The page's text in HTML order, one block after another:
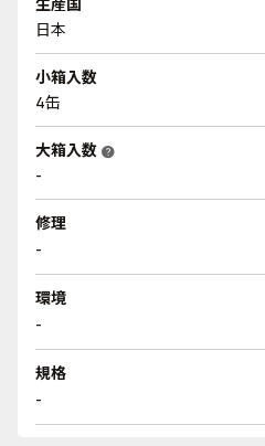
日本
小箱入数
4缶
大箱入数 help
-
修理
-
環境
-
規格
-